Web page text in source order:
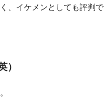
、イケメンとしても評判で
）